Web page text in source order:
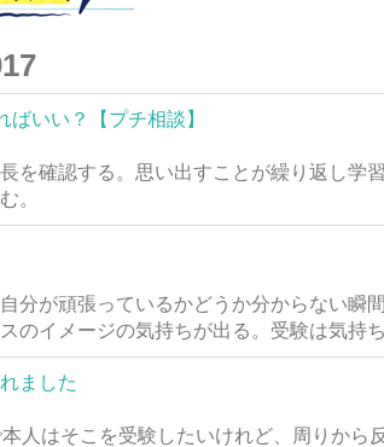
ばいい？【プチ相談】
を確認する。思い出すことが繰り返し学
。
分が頑張っているかどうか分からない瞬
のイメージの気持ちが出る。受験は気持
ました
人はそこを受験したいけれど、周りから